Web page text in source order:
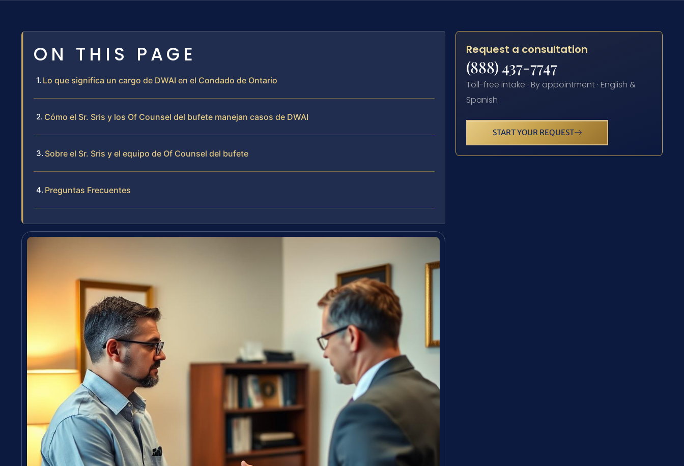
ON THIS PAGE
Lo que significa un cargo de DWAI en el Condado de Ontario
Cómo el Sr. Sris y los Of Counsel del bufete manejan casos de DWAI
Sobre el Sr. Sris y el equipo de Of Counsel del bufete
Preguntas Frecuentes
Request a consultation
(888) 437-7747
Toll-free intake · By appointment · English &
Spanish
START YOUR REQUEST